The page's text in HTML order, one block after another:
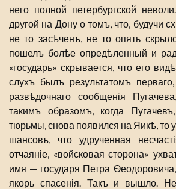
него полной петербургской
другой на Дону о томъ, что, будучи
не то засѣченъ, не то опять
пошелъ болѣе опредѣленный и
«государь» скрывается, что его
слухъ былъ результатомъ
развѣдочнаго сообщенія
такимъ образомъ, когда
тюрьмы, снова появился на Яикѣ, то
шансовъ, что удрученная
отчаяніе, «войсковая сторона»
имя — государя Петра Ѳеодоровича,
якорь спасенія. Такъ и вышло.